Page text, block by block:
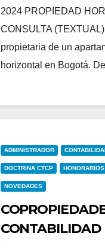
2024 PROPIEDAD
CONSULTA
propietaria de un
horizontal en Bogotá.
ADMINISTRADOR
DOCTRINA CTCP HONORARIOS
NOVEDADES
CONTABILIDAD